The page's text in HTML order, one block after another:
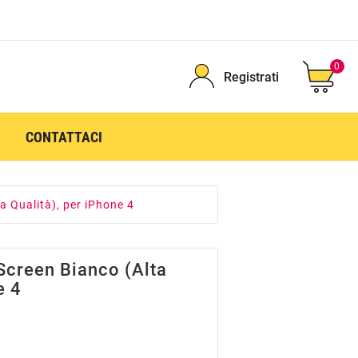
Registrati
0
CONTATTACI
Qualità), per iPhone 4
Bianco (Alta
4